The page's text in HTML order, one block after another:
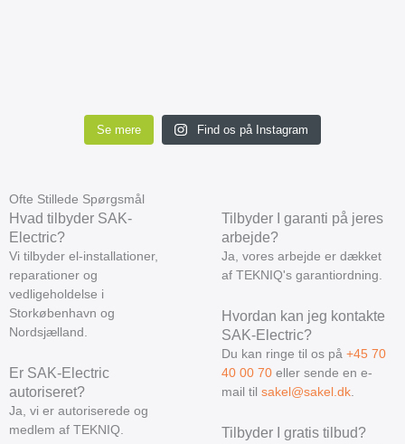
Se mere Find os på Instagram
Ofte Stillede Spørgsmål
Hvad tilbyder SAK-
Electric?
Vi tilbyder el-installationer,
reparationer og
vedligeholdelse i
Storkøbenhavn og
Nordsjælland.
Er SAK-Electric
autoriseret?
Ja, vi er autoriserede og
medlem af TEKNIQ.
Tilbyder I garanti på jeres
arbejde?
Ja, vores arbejde er dækket
af TEKNIQ's garantiordning.
Hvordan kan jeg kontakte
SAK-Electric?
Du kan ringe til os på+45 70
40 00 70 eller sende en e-
mail tilsakel@sakel.dk.
Tilbyder I gratis tilbud?